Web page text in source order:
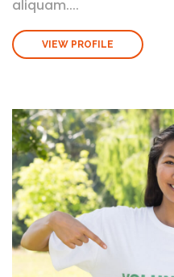
aliquam....
VIEW PROFILE